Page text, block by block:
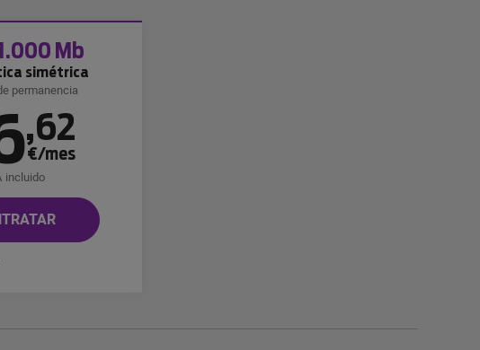
Mb
simétrica
permanencia
,62
€/mes
incluido